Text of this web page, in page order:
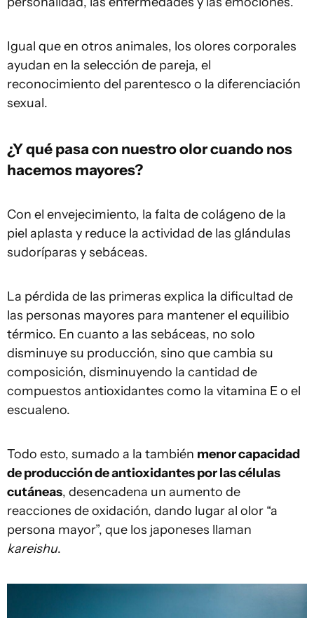
Igual que en otros animales, los olores corporales
ayudan en la selección de pareja, el
reconocimiento del parentesco o la diferenciación
sexual.
¿Y qué pasa con nuestro olor cuando nos
hacemos mayores?
Con el envejecimiento, la falta de colágeno de la
piel aplasta y reduce la actividad de las glándulas
sudoríparas y sebáceas.
La pérdida de las primeras explica la dificultad de
las personas mayores para mantener el equilibio
térmico. En cuanto a las sebáceas, no solo
disminuye su producción, sino que cambia su
composición, disminuyendo la cantidad de
compuestos antioxidantes como la vitamina E o el
escualeno.
Todo esto, sumado a la también menor capacidad
de producción de antioxidantes por las células
cutáneas, desencadena un aumento de
reacciones de oxidación, dando lugar al olor “a
persona mayor”, que los japoneses llaman
kareishu.